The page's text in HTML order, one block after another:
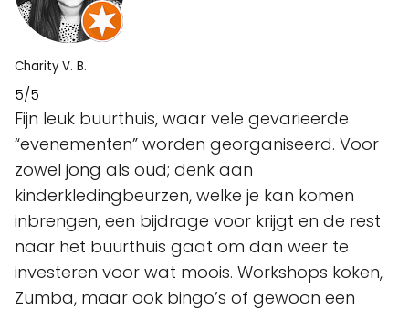
Charity V. B.
5/5
Fijn leuk buurthuis, waar vele gevarieerde
“evenementen” worden georganiseerd. Voor
zowel jong als oud; denk aan
kinderkledingbeurzen, welke je kan komen
inbrengen, een bijdrage voor krijgt en de rest
naar het buurthuis gaat om dan weer te
investeren voor wat moois. Workshops koken,
Zumba, maar ook bingo’s of gewoon een